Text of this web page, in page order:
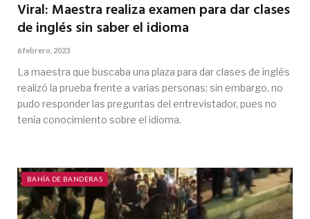
Viral: Maestra realiza examen para dar clases
de inglés sin saber el idioma
6 febrero, 2023
La maestra que buscaba una plaza para dar clases de inglés
realizó la prueba frente a varias personas; sin embargo, no
pudo responder las preguntas del entrevistador, pues no
tenía conocimiento sobre el idioma.
BAHÍA DE BANDERAS